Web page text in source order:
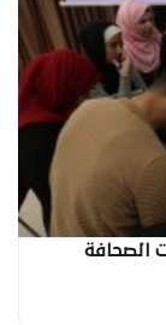
الصحافة